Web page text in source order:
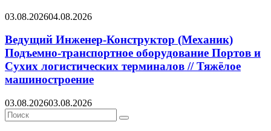
03.08.202604.08.2026
Ведущий Инженер-Конструктор (Механик)
Подъемно-транспортное оборудование Портов и
Сухих логистических терминалов // Тяжёлое
машиностроение
03.08.202603.08.2026
Search
for:
Search